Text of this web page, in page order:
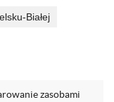
Białej
zasobami